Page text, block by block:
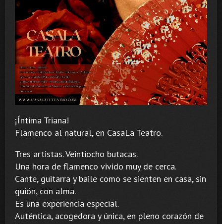
¡Íntima Triana!
Flamenco al natural, en CasaLa Teatro.
Tres artistas. Veintiocho butacas.
Una hora de flamenco vivido muy de cerca.
Cante, guitarra y baile como se sienten en casa, sin
guión, con alma.
Es una experiencia especial.
Auténtica, acogedora y única, en pleno corazón de